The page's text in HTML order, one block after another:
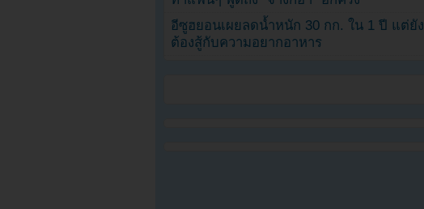
อีซูฮยอนเผยลดน้ำหนัก 30 กก. ใน 1 ปี แต่ยัง
ต้องสู้กับความอยากอาหาร